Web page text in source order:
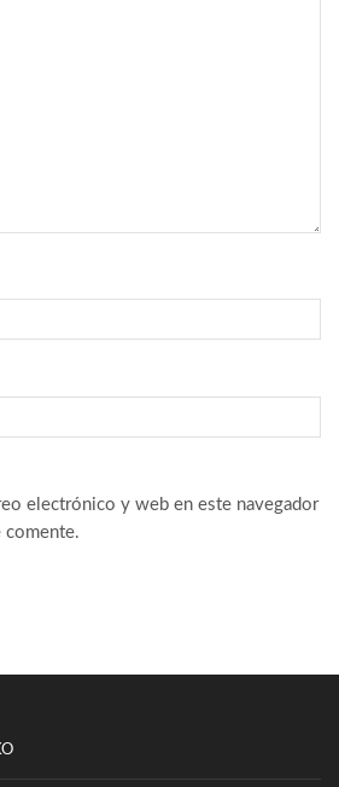
electrónico y web en este navegador
comente.